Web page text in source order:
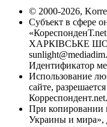
© 2000-2026,
Субъект в сфере
ХАРКІВСЬКЕ
Идентификатор
Использование
сайте,
Корреспондент.net.
При копировании
Украины и мира»,